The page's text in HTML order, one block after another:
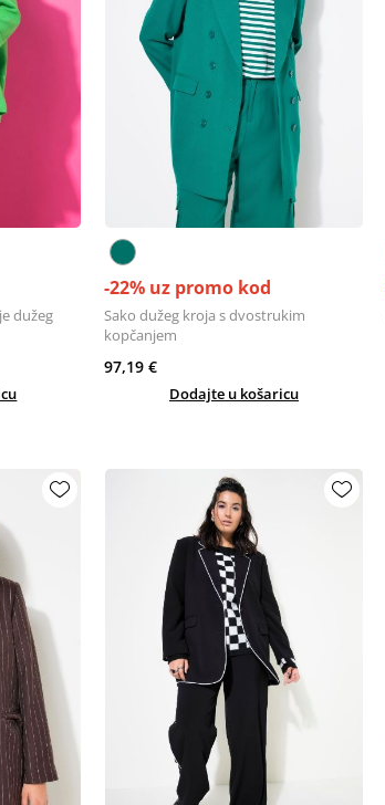
dužeg
-22% uz promo kod
Sako dužeg kroja s dvostrukim
kopčanjem
97,19 €
Dodajte u košaricu